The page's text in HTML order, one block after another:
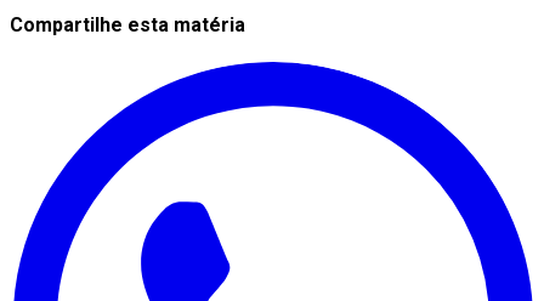
Compartilhe esta matéria